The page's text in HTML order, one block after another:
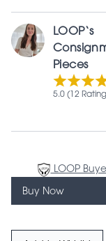
LOOP‘s
Pieces
5.0 (12
LOOP
Buy Now